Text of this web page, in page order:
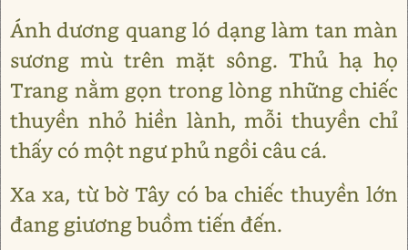
Ánh dương quang ló dạng làm tan màn
sương mù trên mặt sông. Thủ hạ họ
Trang nằm gọn trong lòng những chiếc
thuyền nhỏ hiền lành, mỗi thuyền chỉ
thấy có một ngư phủ ngồi câu cá.
Xa xa, từ bờ Tây có ba chiếc thuyền lớn
đang giương buồm tiến đến.